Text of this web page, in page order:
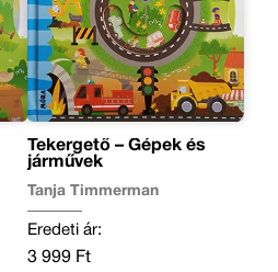
Tekergető – Gépek és
járművek
Tanja Timmerman
Eredeti ár:
3 999 Ft